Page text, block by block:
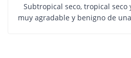
Subtropical seco, tropical
muy agradable y benigno de